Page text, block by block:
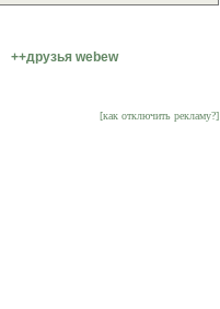
++друзья webew
[как отключить рекламу?]